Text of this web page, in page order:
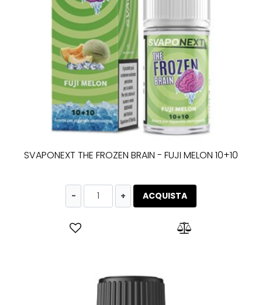
SVAPONEXT THE FROZEN BRAIN - FUJI MELON 10+10
QuantitàACQUISTA